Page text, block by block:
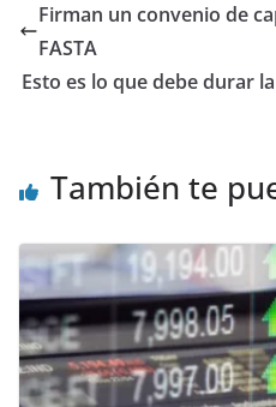
Firman un convenio de
FASTA
Esto es lo que debe durar
También te